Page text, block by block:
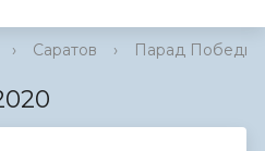
› Саратов › Парад Победы